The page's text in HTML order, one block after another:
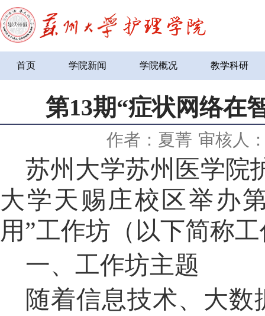
首页 学院新闻 学院概况 教学科研
第13期“症状网络在
作者：夏菁 审核人
苏州大学苏州医学院
大学天赐庄校区举办
用”工作坊（以下简称
一、工作坊主题
随着信息技术、大